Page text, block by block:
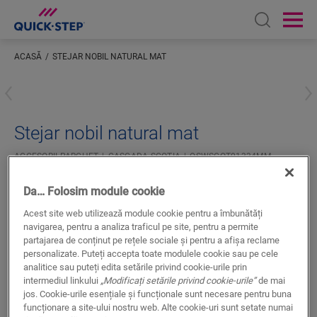
Open
ACASĂ STEJAR NOBIL NATURAL MAT
Stejar nobil natural mat
ACCESORII PARCHET CASCADA SCOTIA QSWSCOT01334MM
Pentru parchet
La culoare cu podeaua dvs.
Suprafață din furnir real
Da… Folosim module cookie
Acest site web utilizează module cookie pentru a îmbunătăți
navigarea, pentru a analiza traficul pe site, pentru a permite
partajarea de conținut pe rețele sociale și pentru a afișa reclame
personalizate. Puteți accepta toate modulele cookie sau pe cele
analitice sau puteți edita setările privind cookie-urile prin
intermediul linkului „Modificați setările privind cookie-urile”de mai
jos. Cookie-urile esențiale și funcționale sunt necesare pentru buna
funcționare a site-ului nostru web. Alte cookie-uri sunt setate numai